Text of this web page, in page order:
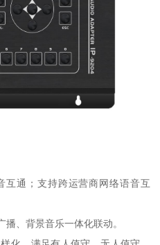
通；支持跨运营商网络语音互
、背景音乐一体化联动。